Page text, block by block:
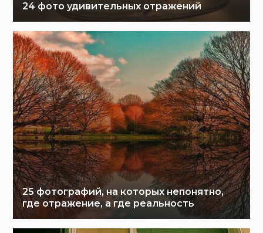
24 фото удивительных отражений
25 фотографий, на которых непонятно,
где отражение, а где реальность